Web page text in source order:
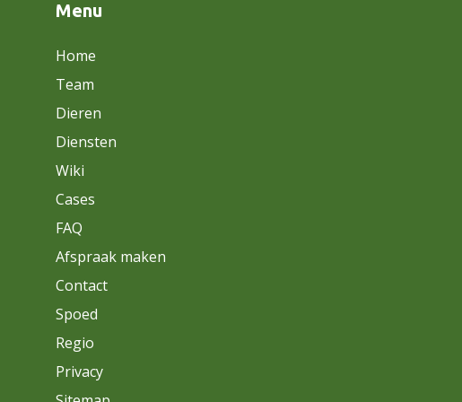
Menu
Home
Team
Dieren
Diensten
Wiki
Cases
FAQ
Afspraak maken
Contact
Spoed
Regio
Privacy